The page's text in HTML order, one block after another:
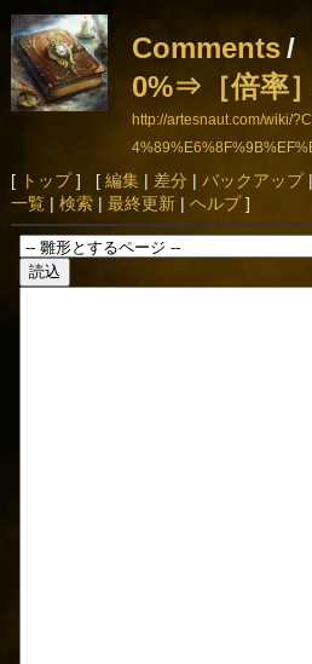
Comments/
0%⇒［倍率
http://artesnaut.com/wiki/
[ トップ] [ 編集| 差分 | バックアップ|
一覧| 検索| 最終更新| ヘルプ]